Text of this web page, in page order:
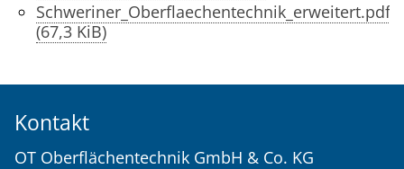
Schweriner_Oberflaechentechnik_erweitert.pdf
(67,3 KiB)
Kontakt
OT Oberflächentechnik GmbH & Co. KG